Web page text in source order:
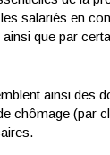
salariés en
que par
ainsi des
chômage (par